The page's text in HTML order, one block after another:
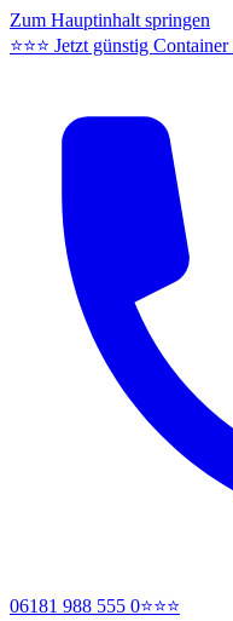
Zum Hauptinhalt springen
⭐⭐⭐ Jetzt günstig
06181 988 555 0⭐⭐⭐